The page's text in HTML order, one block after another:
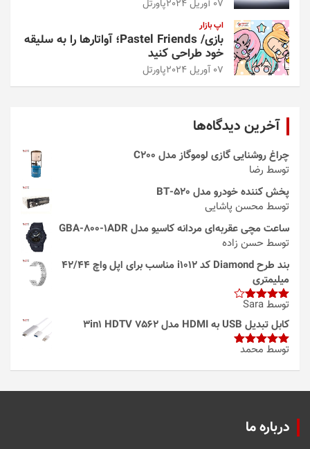
07 آوریل 2024 پاورتل
اپ بازار
بازی/ Pastel Friends؛ آواتارها را به سلیقه
خود طراحی کنید
07 آوریل 2024 پاورتل
آخرین دیدگاه‌ها
چراغ روشنایی گازی لوموگاز مدل C200
توسط رضا
پخش کننده خودرو مدل 520-BT
توسط محسن پاشایی
ساعت مچی عقربه‌ای مردانه کاسیو مدل GBA-800-1ADR
توسط حسن زاده
بند طرح Diamond کد i1012 مناسب برای اپل واچ 42/44
میلیمتری
امتیاز4
از 5
توسط Sara
کابل تبدیل USB به HDMI مدل 3in1 HDTV 7562
امتیاز5از
توسط محمد
درباره ما